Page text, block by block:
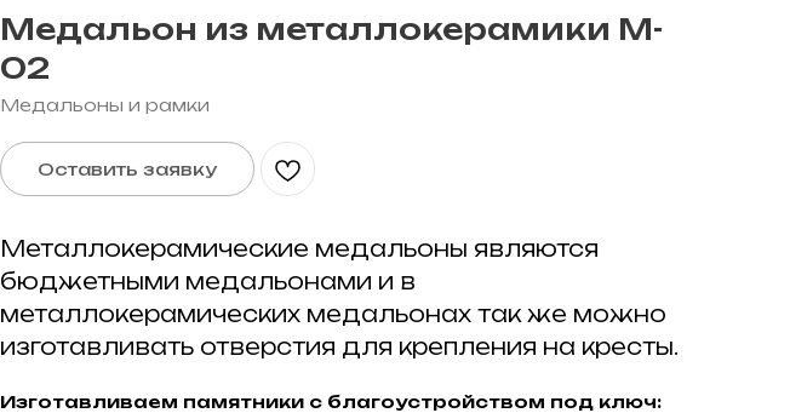
Медальон из металлокерамики M-
02
Медальоны и рамки
Оставить заявку
Металлокерамические медальоны являются
бюджетными медальонами и в
металлокерамических медальонах так же можно
изготавливать отверстия для крепления на кресты.
Изготавливаем памятники с благоустройством под ключ: